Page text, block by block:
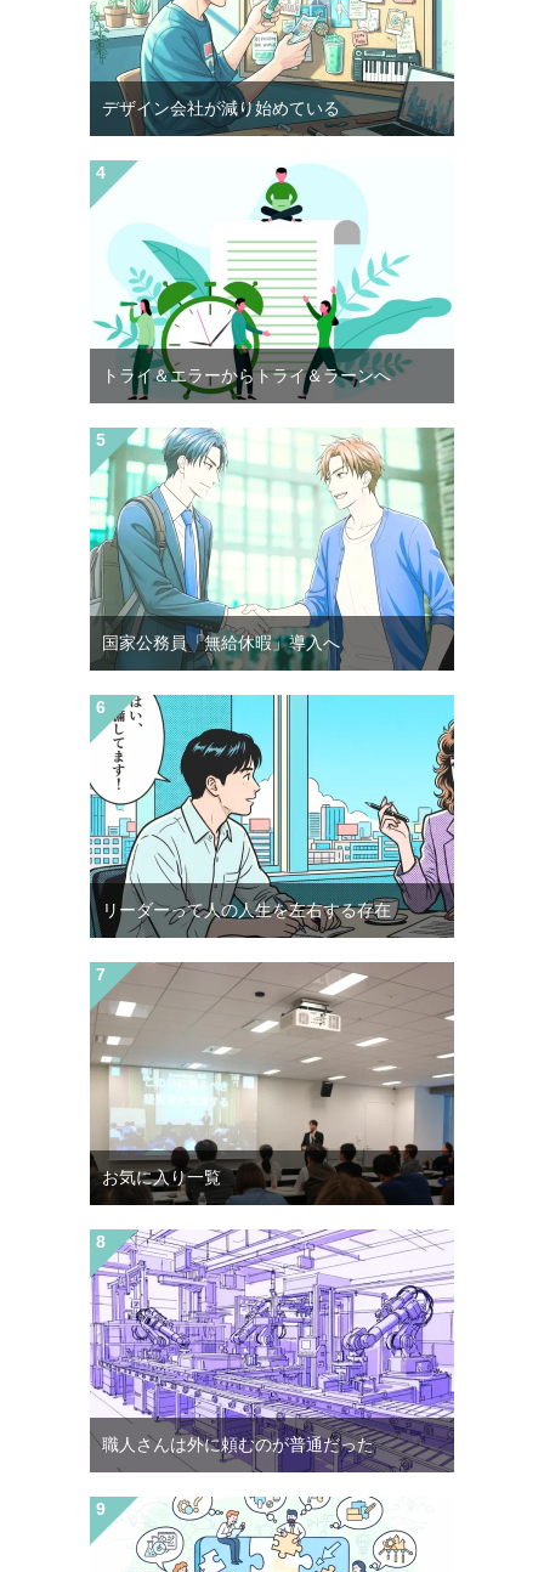
デザイン会社が減り始めている
トライ＆エラーからトライ＆ラーンへ
国家公務員「無給休暇」導入へ
リーダーって人の人生を左右する存在
お気に入り一覧
職人さんは外に頼むのが普通だった